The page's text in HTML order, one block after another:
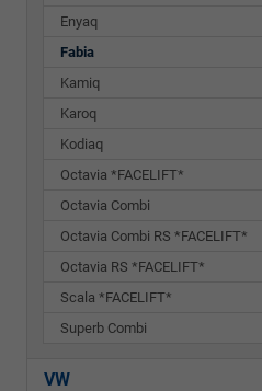
Enyaq
Fabia
Kamiq
Karoq
Kodiaq
Octavia *FACELIFT*
Octavia Combi
Octavia Combi RS *FACELIFT*
Octavia RS *FACELIFT*
Scala *FACELIFT*
Superb Combi
VW